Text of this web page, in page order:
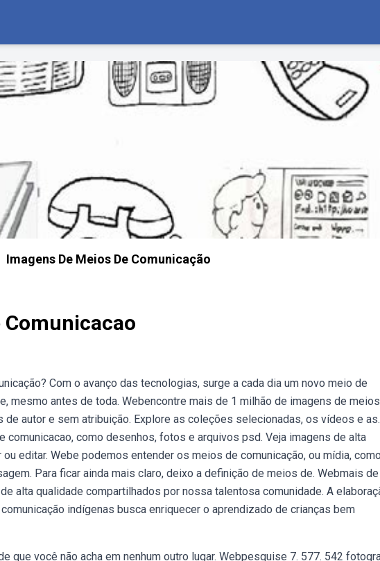
Imagens De Meios De Comunicação
Comunicacao
Com o avanço das tecnologias, surge a cada dia um novo meio de
mesmo antes de toda. Webencontre mais de 1 milhão de imagens de
de autor e sem atribuição. Explore as coleções selecionadas, os vídeos e as.
comunicacao, como desenhos, fotos e arquivos psd. Veja imagens de alta
editar. Webe podemos entender os meios de comunicação, ou mídia,
Para ficar ainda mais claro, deixo a definição de meios de. Webmais
alta qualidade compartilhados por nossa talentosa comunidade. A
indígenas busca enriquecer o aprendizado de crianças bem
que você não acha em nenhum outro lugar. Webpesquise 7. 577. 542